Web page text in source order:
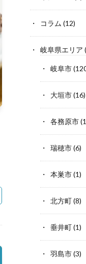
コラム (12)
岐阜県エリア
岐阜市
大垣市(16)
各務原市
瑞穂市(6)
本巣市(1)
北方町(8)
垂井町(1)
羽島市(3)